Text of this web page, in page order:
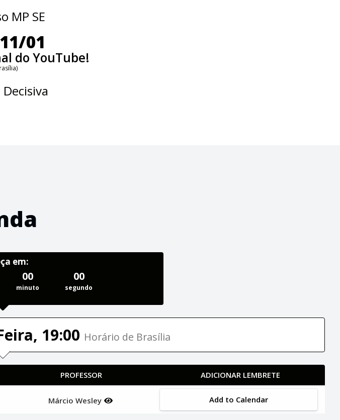
MP SE
01
do YouTube!
em:
00
minuto
00
segundo
19:00 Horário de Brasília
PROFESSOR ADICIONAR LEMBRETE
Márcio Wesley Add to Calendar